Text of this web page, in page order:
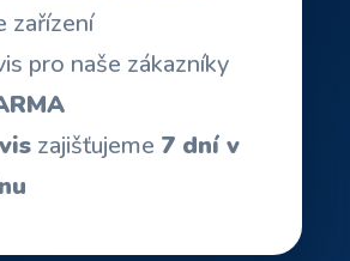
zařízení
pro naše zákazníky
zajišťujeme 7 dní v